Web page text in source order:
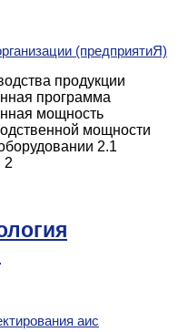
продукции
программа
мощность
мощности
2.1
2